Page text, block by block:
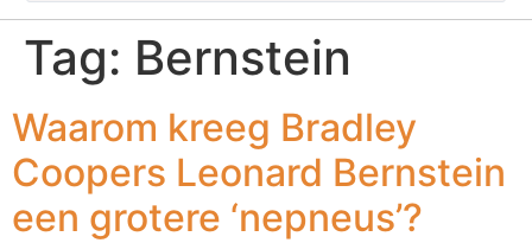
Tag: Bernstein
Waarom kreeg Bradley
Coopers Leonard Bernstein
een grotere ‘nepneus’?